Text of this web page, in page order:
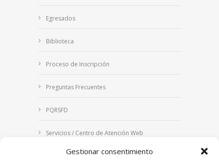
Gestionar consentimiento
Egresados
Biblioteca
Proceso de Inscripción
Preguntas Frecuentes
PQRSFD
Servicios / Centro de Atención Web
Correo Institucional